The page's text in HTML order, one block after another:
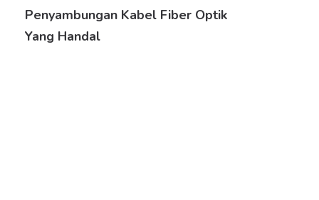
Penyambungan Kabel Fiber Optik
Yang Handal